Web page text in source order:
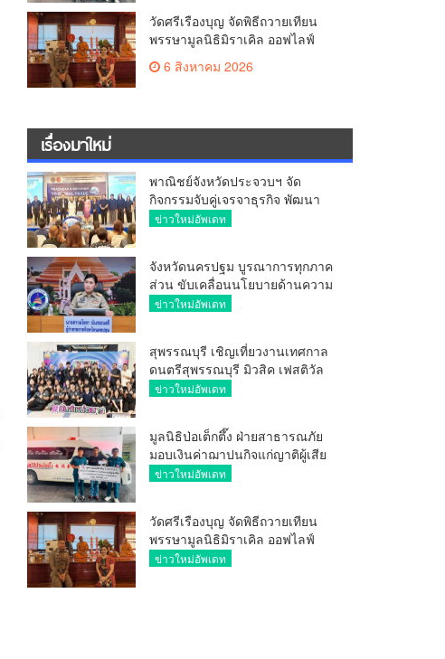
วัดศรีเรืองบุญ จัดพิธีถวายเทียน
พรรษามูลนิธิมิราเคิล ออฟไลฟ์
ประจำปี 2569 พล.ต.ต.ศิริวัฒน์
ดีพอ ให้เกียรติเป็นประธาน
6 สิงหาคม 2026
เรื่องมาใหม่
พาณิชย์จังหวัดประจวบฯ จัด
กิจกรรมจับคู่เจรจาธุรกิจ พัฒนา
ศักยภาพ ผู้ประกอบการ ขยายช่อง
ข่าวใหม่อัพเดท
จังหวัดนครปฐม บูรณาการทุกภาค
ส่วน ขับเคลื่อนนโยบายด้านความ
มั่นคง ยกระดับการป้องกัน
ข่าวใหม่อัพเดท
สุพรรณบุรี เชิญเที่ยวงานเทศกาล
ดนตรีสุพรรณบุรี มิวสิค เฟสติวัล
มันส์ เหน่อมาก
ข่าวใหม่อัพเดท
มูลนิธิป่อเต็กตึ๊ง ฝ่ายสาธารณภัย
มอบเงินค่าฌาปนกิจแก่ญาติผู้เสีย
ชีวิต จากเหตุเพลิงไหม้ โรงเบียร์ ณ
ข่าวใหม่อัพเดท
วัดศรีเรืองบุญ จัดพิธีถวายเทียน
พรรษามูลนิธิมิราเคิล ออฟไลฟ์
ประจำปี 2569 พล.ต.ต.ศิริวัฒน์
ข่าวใหม่อัพเดท